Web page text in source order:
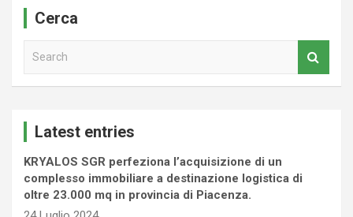
Cerca
Latest entries
KRYALOS SGR perfeziona l’acquisizione di un
complesso immobiliare a destinazione logistica di
oltre 23.000 mq in provincia di Piacenza.